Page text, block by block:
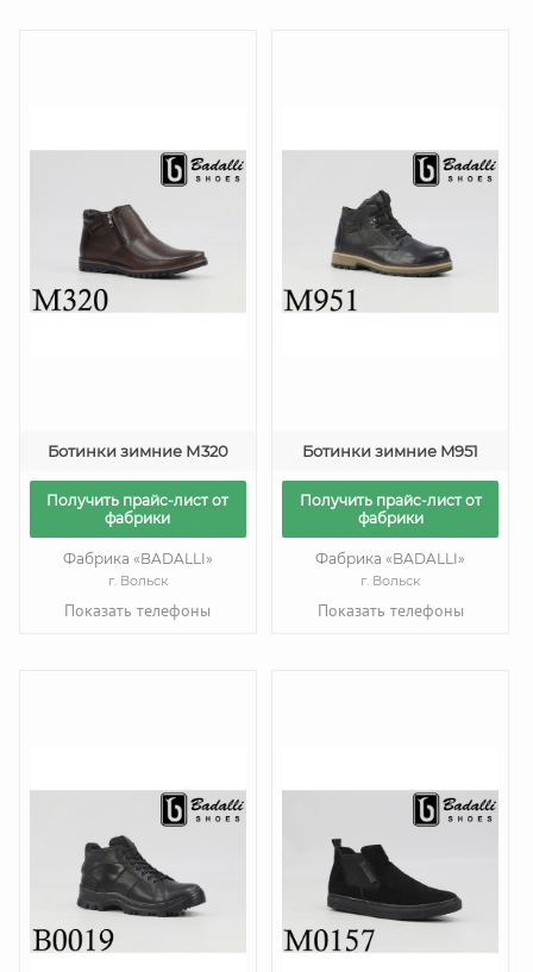
Ботинки зимние М320
Получить прайс-лист от
фабрики
Фабрика «BADALLI»
г. Вольск
Показать телефоны
Ботинки зимние M951
Получить прайс-лист от
фабрики
Фабрика «BADALLI»
г. Вольск
Показать телефоны